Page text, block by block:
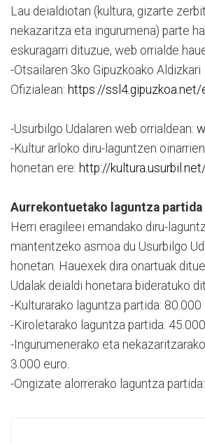
Lau deialdiotan (kultura, gizarte
nekazaritza eta ingurumena) parte
eskuragarri dituzue, web orrialde
-Otsailaren 3ko Gipuzkoako Aldizkari
Ofizialean: https://
-Usurbilgo Udalaren web orrialdean:
-Kultur arloko diru-laguntzen
honetan ere: http://
Aurrekontuetako laguntza partida
Herri eragileei emandako diru-
mantentzeko asmoa du Usurbilgo
honetan. Hauexek dira onartuak
Udalak deialdi honetara bideratuko
-Kulturarako laguntza partida: 80.000
-Kiroletarako laguntza partida:
-Ingurumenerako eta
3.000 euro.
-Ongizate alorrerako laguntza